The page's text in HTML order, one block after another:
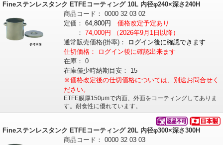
Fineステンレスタンク ETFEコーティング 10L 内径φ240×深さ240H
商品コード： 0000 32 03 02
定価： 64,800円
価格改定予定あり
： 74,000円
（2026年9月1日以降）
通常販売価格(掛率)：
ログイン後に確認できます
仕切価格：
ログイン後に確認出来ます
在庫： 0
在庫僅少時納期目安：
15
※価格改定後の仕切価格については、別途お問合せく
ださい。
ETFE膜厚150μmで内面、外面をコーティングしてありま
す。耐食性に優れています。
Fineステンレスタンク ETFEコーティング 20L 内径φ300×深さ300H
商品コード： 0000 32 03 03